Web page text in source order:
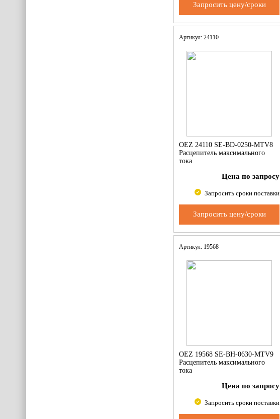
Запросить цену/сроки
Артикул: 24110
OEZ 24110 SE-BD-0250-MTV8
Расцепитель максимального
тока
Цена по запросу
Запросить сроки поставки
Запросить цену/сроки
Артикул: 19568
OEZ 19568 SE-BH-0630-MTV9
Расцепитель максимального
тока
Цена по запросу
Запросить сроки поставки